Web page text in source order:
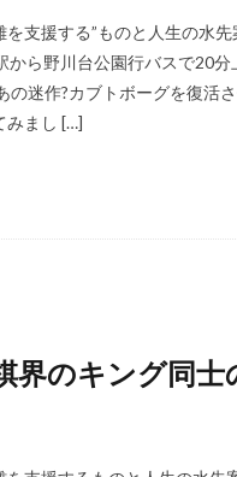
支援する”ものと人生の水
ら野川台公園行バスで20
迷作?カブトボーグを復活
みまし […]
界のキング同